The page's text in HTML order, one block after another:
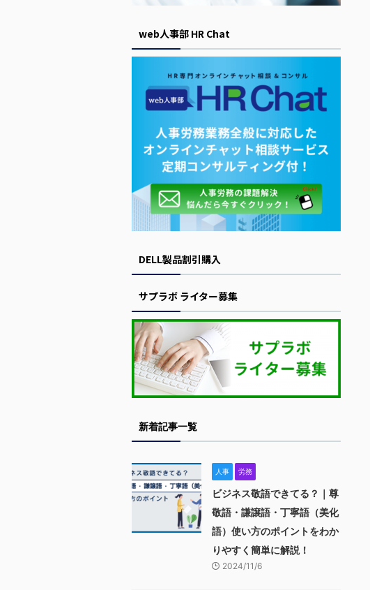
web人事部 HR Chat
DELL製品割引購入
サプラボ ライター募集
新着記事一覧
人事 労務
ビジネス敬語できてる？｜尊
敬語・謙譲語・丁寧語（美化
語）使い方のポイントをわか
りやすく簡単に解説！
2024/11/6